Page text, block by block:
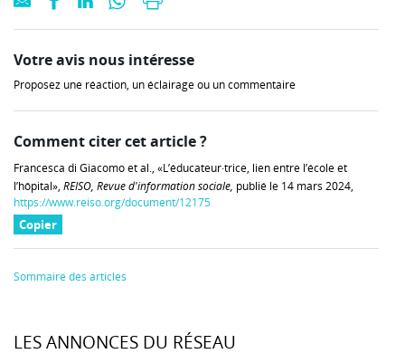
Votre avis nous intéresse
Proposez une réaction, un éclairage ou un commentaire
Comment citer cet article ?
Francesca di Giacomo et al., «L’éducateur·trice, lien entre l’école et
l’hôpital», REISO, Revue d'information sociale, publié le 14 mars 2024,
https://www.reiso.org/document/12175
Copier
Sommaire des articles
LES ANNONCES DU RÉSEAU